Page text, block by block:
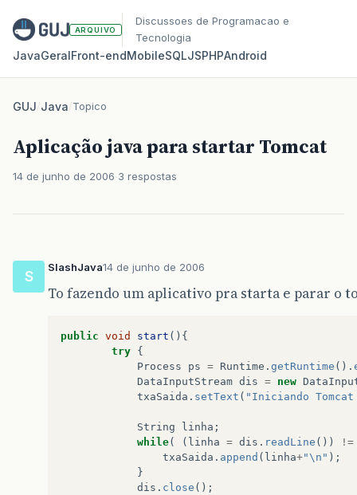
ARQUIVO
Discussoes de Programacao e
Tecnologia
JavaGeralFront‑endMobileSQLJSPHPAndroid
GUJ/Java/Topico
Aplicação java para startar Tomcat
14 de junho de 2006 3 respostas
S
SlashJava14 de junho de 2006
To fazendo um aplicativo pra starta e parar o
public void start (){
try {
Process
ps = Runtime . getRuntime ().
DataInputStream dis = new
txaSaida . setText ( "Iniciando
String linha ;
while( ( linha = dis . readLine ())
!=
txaSaida . append ( linha+"\n" );
}
dis . close ();